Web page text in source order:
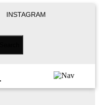
INSTAGRAM